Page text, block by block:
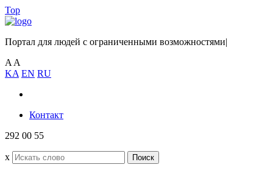
Top
Портал для людей с ограниченными возможностями|
A A
KA EN RU
Контакт
292 00 55
x Поиск